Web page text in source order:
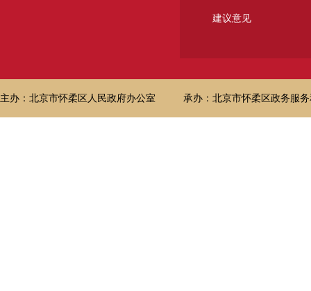
建议意见
主办：北京市怀柔区人民政府办公室 承办：北京市怀柔区政务服